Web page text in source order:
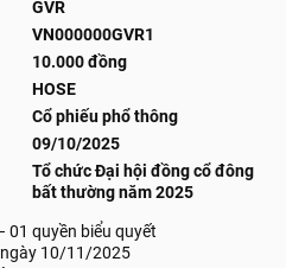
GVR
VN000000GVR1
10.000 đồng
HOSE
Cổ phiếu phổ thông
09/10/2025
Tổ chức Đại hội đồng cổ đông
bất thường năm 2025
quyền biểu quyết
10/11/2025